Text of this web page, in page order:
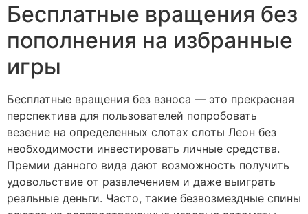
Бесплатные вращения без
пополнения на избранные
игры
Бесплатные вращения без взноса — это прекрасная
перспектива для пользователей попробовать
везение на определенных слотах слоты Леон без
необходимости инвестировать личные средства.
Премии данного вида дают возможность получить
удовольствие от развлечением и даже выиграть
реальные деньги. Часто, такие безвозмездные спины